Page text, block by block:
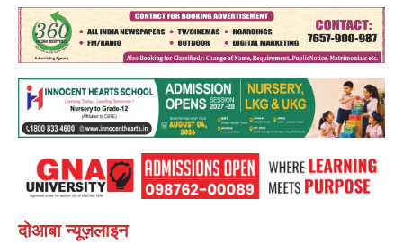
दोआबा न्यूज़लाइन